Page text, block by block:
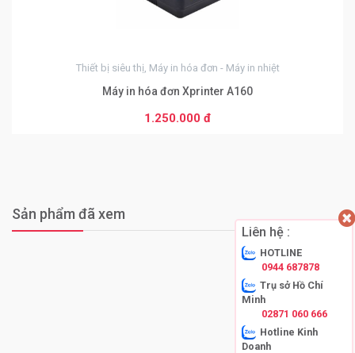
Liên hệ :
HOTLINE
0944 687878
Trụ sở Hồ Chí
Minh
02871 060 666
Hotline Kinh
Doanh
Thiết bị siêu thị, Máy in hóa đơn - Máy in nhiệt
Máy in hóa đơn Xprinter A160
1.250.000 đ
Sản phẩm đã xem